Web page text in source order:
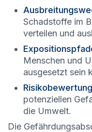
Schadstoffe im
verteilen und
Menschen und
ausgesetzt sein
Risikobewertung
potenziellen
die Umwelt.
Die